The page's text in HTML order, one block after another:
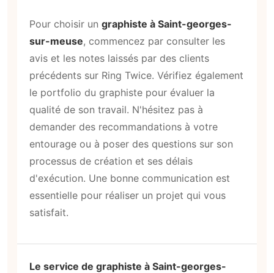
Pour choisir un graphiste à Saint-georges-
sur-meuse, commencez par consulter les
avis et les notes laissés par des clients
précédents sur Ring Twice. Vérifiez également
le portfolio du graphiste pour évaluer la
qualité de son travail. N'hésitez pas à
demander des recommandations à votre
entourage ou à poser des questions sur son
processus de création et ses délais
d'exécution. Une bonne communication est
essentielle pour réaliser un projet qui vous
satisfait.
Le service de graphiste à Saint-georges-